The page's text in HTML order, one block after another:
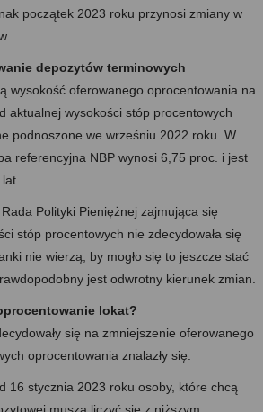
początek 2023 roku przynosi zmiany w
depozytów terminowych
wysokość oferowanego oprocentowania na
aktualnej wysokości stóp procentowych
podnoszone we wrześniu 2022 roku. W
referencyjna NBP wynosi 6,75 proc. i jest
Polityki Pieniężnej zajmująca się
stóp procentowych nie zdecydowała się
nie wierzą, by mogło się to jeszcze stać
jest odwrotny kierunek zmian.
lokat?
się na zmniejszenie oferowanego
oprocentowania znalazły się:
16 stycznia 2023 roku osoby, które chcą